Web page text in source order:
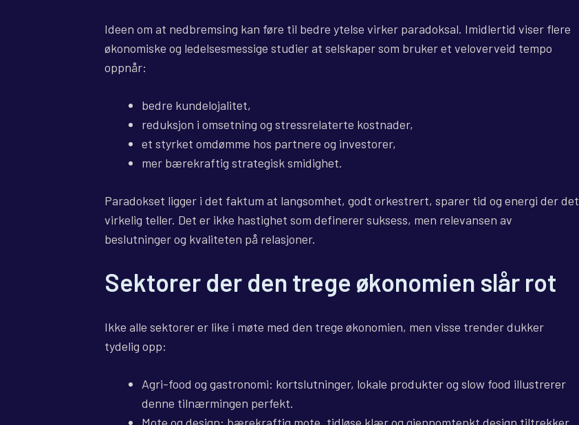
Ideen om at nedbremsing kan føre til bedre ytelse virker paradoksal. Imidlertid viser flere
økonomiske og ledelsesmessige studier at selskaper som bruker et veloverveid tempo
oppnår:
bedre kundelojalitet,
reduksjon i omsetning og stressrelaterte kostnader,
et styrket omdømme hos partnere og investorer,
mer bærekraftig strategisk smidighet.
Paradokset ligger i det faktum at langsomhet, godt orkestrert, sparer tid og energi der det
virkelig teller. Det er ikke hastighet som definerer suksess, men relevansen av
beslutninger og kvaliteten på relasjoner.
Sektorer der den trege økonomien slår rot
Ikke alle sektorer er like i møte med den trege økonomien, men visse trender dukker
tydelig opp:
Agri-food og gastronomi: kortslutninger, lokale produkter og slow food illustrerer
denne tilnærmingen perfekt.